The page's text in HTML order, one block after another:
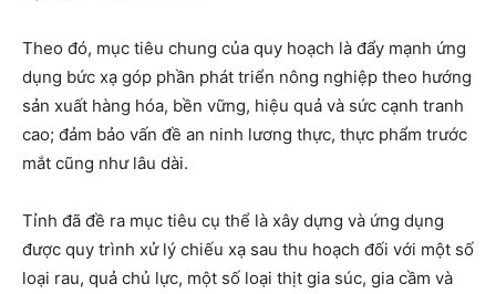
Theo đó, mục tiêu chung của quy hoạch là đẩy mạnh ứng
dụng bức xạ góp phần phát triển nông nghiệp theo hướng
sản xuất hàng hóa, bền vững, hiệu quả và sức cạnh tranh
cao; đảm bảo vấn đề an ninh lương thực, thực phẩm trước
mắt cũng như lâu dài.
Tỉnh đã đề ra mục tiêu cụ thể là xây dựng và ứng dụng
được quy trình xử lý chiếu xạ sau thu hoạch đối với một số
loại rau, quả chủ lực, một số loại thịt gia súc, gia cầm và